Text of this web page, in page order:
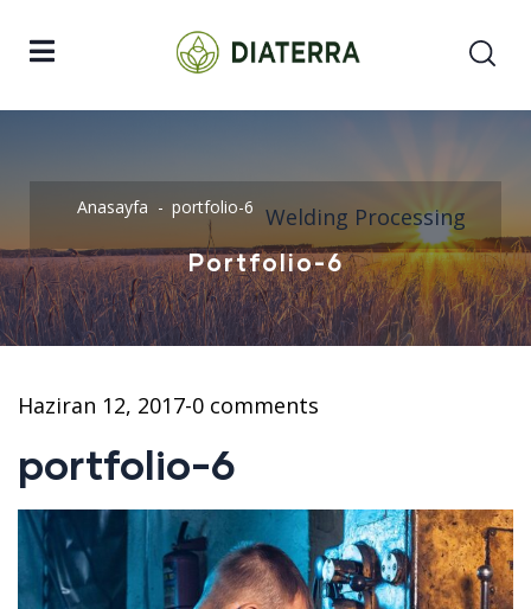
Anasayfa Welding Processing
portfolio-6
Portfolio-6
Haziran 12, 2017-0 comments
portfolio-6